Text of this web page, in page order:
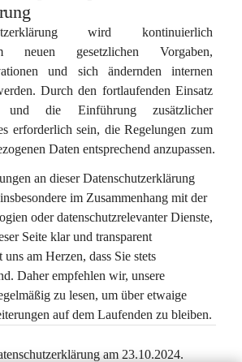
wird kontinuierlich
neuen gesetzlichen Vorgaben,
und sich ändernden internen
Durch den fortlaufenden Einsatz
und die Einführung zusätzlicher
erforderlich sein, die Regelungen zum
Daten entsprechend anzupassen.
an dieser Datenschutzerklärung
im Zusammenhang mit der
oder datenschutzrelevanter Dienste,
Seite klar und transparent
am Herzen, dass Sie stets
Daher empfehlen wir, unsere
zu lesen, um über etwaige
auf dem Laufenden zu bleiben.
am 23.10.2024.